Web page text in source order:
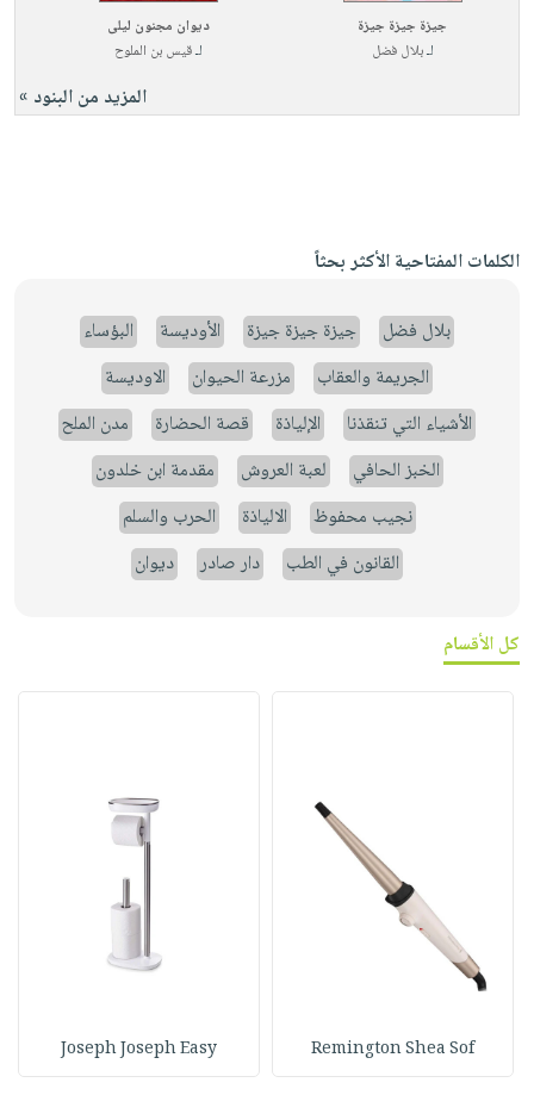
جيزة جيزة جيزة
لـبلال فضل
ديوان مجنون ليلى
لـقيس بن الملوح
المزيد من البنود »
الكلمات المفتاحية الأكثر بحثاً
بلال فضل جيزة جيزة جيزة الأوديسة
البؤساء
الجريمة والعقاب
مزرعة الحيوان
الاوديسة
الأشياء التي تنقذنا
الإلياذة قصة الحضارة
مدن الملح
الخبز الحافي
لعبة العروش
مقدمة ابن خلدون
نجيب محفوظ
الالياذة
الحرب والسلم
القانون في الطب
دار صادر ديوان
كل الأقسام
Remington Shea Sof
Joseph Joseph Easy